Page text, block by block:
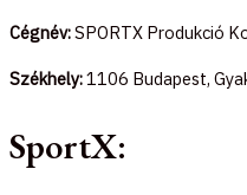
Cégnév:SPORTX Produkció
Székhely:1106 Budapest,
SportX: